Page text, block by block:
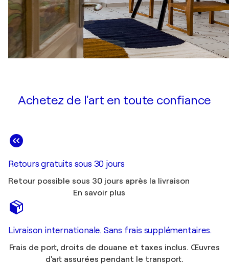
Achetez de l'art en toute confiance
Retours gratuits sous 30 jours
Retour possible sous 30 jours après la livraison
En savoir plus
Livraison internationale. Sans frais supplémentaires.
Frais de port, droits de douane et taxes inclus. Œuvres
d'art assurées pendant le transport.